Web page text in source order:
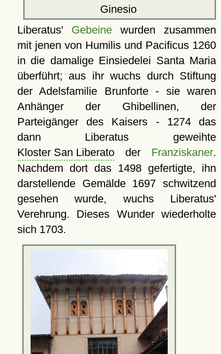
Ginesio
Liberatus' Gebeinewurden zusammen
mit jenen von Humilis und Pacificus 1260
in die damalige Einsiedelei Santa Maria
überführt; aus ihr wuchs durch Stiftung
der Adelsfamilie Brunforte - sie waren
Anhänger der Ghibellinen, der
Parteigänger des Kaisers - 1274 das
dann Liberatus geweihte
Kloster San Liberatoder Franziskaner.
Nachdem dort das 1498 gefertigte, ihn
darstellende Gemälde 1697 schwitzend
gesehen wurde, wuchs Liberatus'
Verehrung. Dieses Wunder wiederholte
sich 1703.